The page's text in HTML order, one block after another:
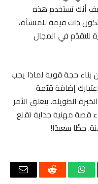
أنك تستخدم هذه
ذات قيمة للمنشأة،
للتقدّم في المجال
بناء حجة قوية لماذا يجب
إضافة قيّمة
الطويلة. يتعلق الأمر
قصة مهنية جذابة تقنع
حظًا سعيدًا!
واتسابرديت
البريد